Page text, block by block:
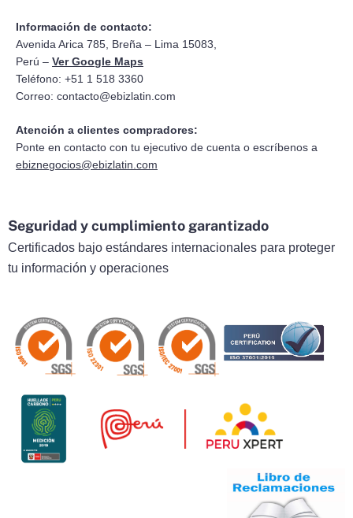
Información de contacto:
Avenida Arica 785, Breña – Lima 15083,
Perú – Ver Google Maps
Teléfono: +51 1 518 3360
Correo: contacto@ebizlatin.com
Atención a clientes compradores:
Ponte en contacto con tu ejecutivo de cuenta o escríbenos a
ebiznegocios@ebizlatin.com
Seguridad y cumplimiento garantizado
Certificados bajo estándares internacionales para proteger
tu información y operaciones